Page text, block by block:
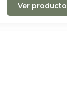
Ver producto